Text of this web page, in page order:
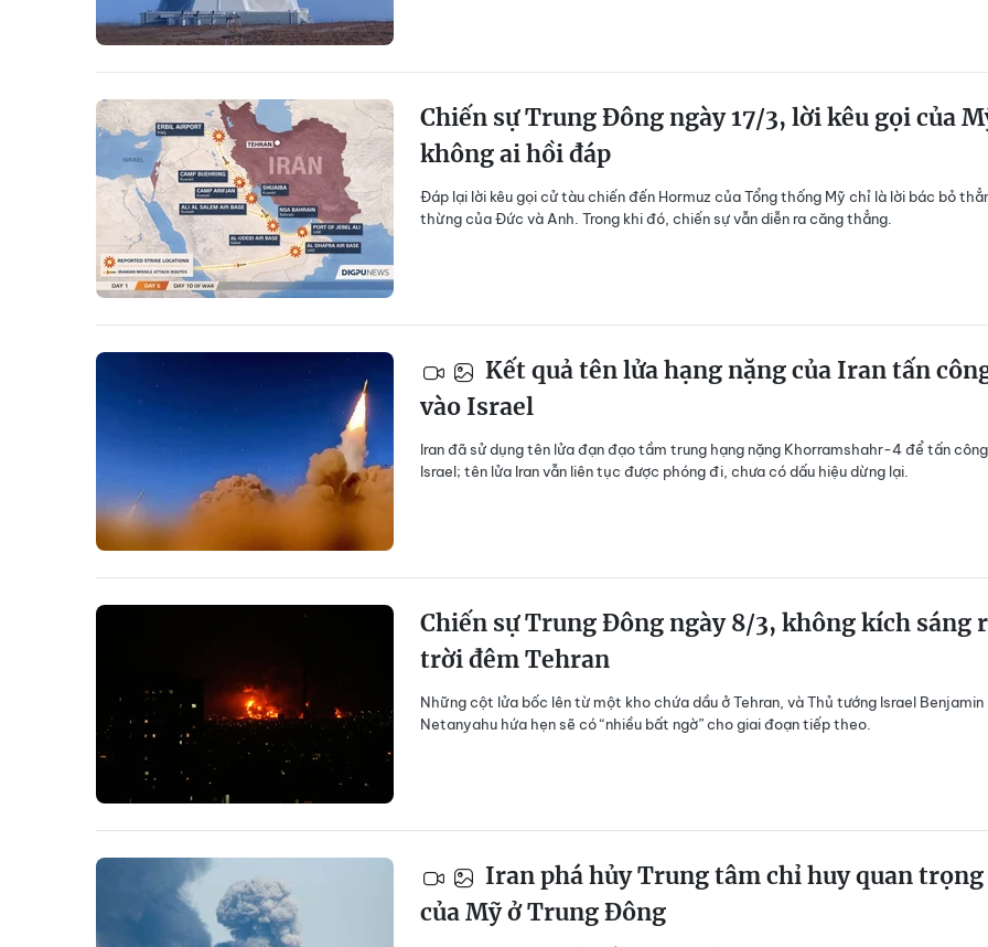
Chiến sự Trung Đông ngày 17/3, lời kêu gọi của
không ai hồi đáp
Đáp lại lời kêu gọi cử tàu chiến đến Hormuz của Tổng thống Mỹ chỉ là lời bác bỏ
thừng của Đức và Anh. Trong khi đó, chiến sự vẫn diễn ra căng thẳng.
Kết quả tên lửa hạng nặng của Iran tấn
vào Israel
Iran đã sử dụng tên lửa đạn đạo tầm trung hạng nặng Khorramshahr-4 để tấn
Israel; tên lửa Iran vẫn liên tục được phóng đi, chưa có dấu hiệu dừng lại.
Chiến sự Trung Đông ngày 8/3, không kích sáng
trời đêm Tehran
Những cột lửa bốc lên từ một kho chứa dầu ở Tehran, và Thủ tướng Israel Benjamin
Netanyahu hứa hẹn sẽ có “nhiều bất ngờ” cho giai đoạn tiếp theo.
Iran phá hủy Trung tâm chỉ huy quan trọng
của Mỹ ở Trung Đông